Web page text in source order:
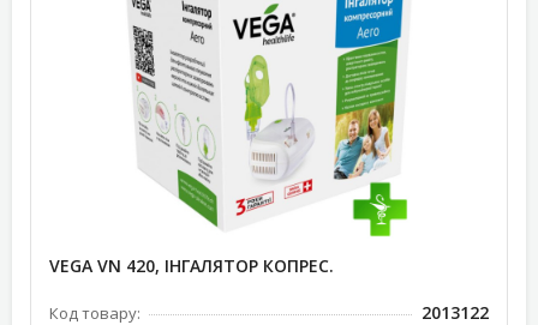
VEGA VN 420, ІНГАЛЯТОР КОПРЕС.
Код товару: 2013122